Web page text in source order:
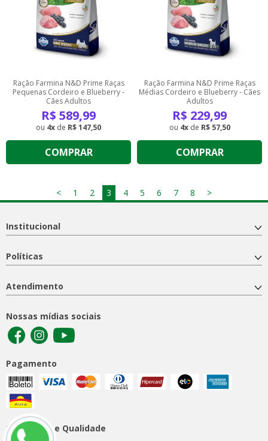
Ração Farmina N&D Prime Raças
Pequenas Cordeiro e Blueberry -
Cães Adultos
R$ 589,99
4 de R$ 147,50
COMPRAR
Ração Farmina N&D Prime Raças
Médias Cordeiro e Blueberry - Cães
Adultos
R$ 229,99
4 de R$ 57,50
COMPRAR
< 1 2 3 4 5 6 7 8 >
Institucional
Políticas
Atendimento
Nossas mídias sociais
Pagamento
Segurança e Qualidade